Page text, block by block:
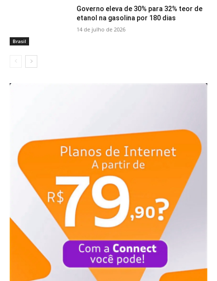
Brasil
Governo eleva de 30% para 32% teor de
etanol na gasolina por 180 dias
14 de julho de 2026